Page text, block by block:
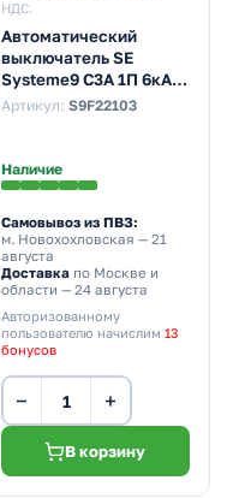
НДС.
Автоматический
выключатель SE
Systeme9 С3А 1П 6кА
(автомат
Артикул: S9F22103
Наличие
Самовывоз из ПВЗ:
м. Новохохловская — 21
августа
Доставкапо Москве и
области — 24 августа
Авторизованному
пользователю начислим 13
бонусов
− +
В корзину